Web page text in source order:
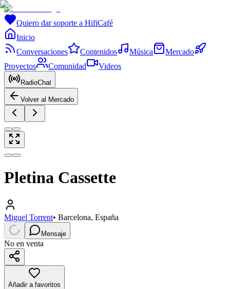
Quiero dar soporte a HifiCafé
Inicio
Conversaciones
Contenidos Música
Mercado
Proyectos
Comunidad Videos
RadioChat
Volver al Mercado
Pletina Cassette
Miguel Torrent• Barcelona, España
Mensaje
No en venta
Añadir a favoritos